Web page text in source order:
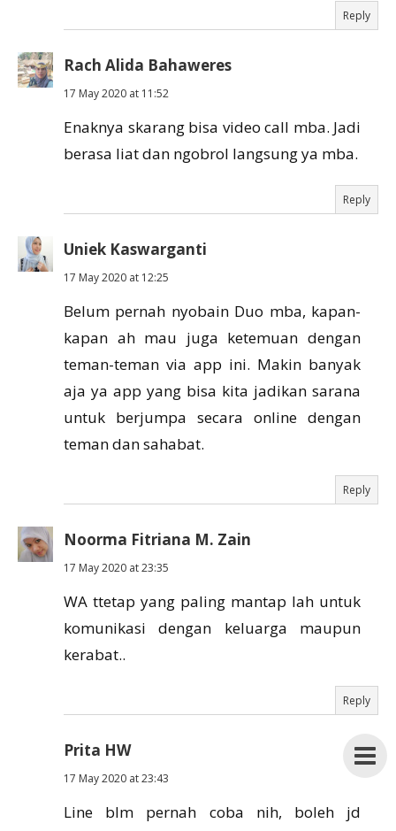
Reply
Rach Alida Bahaweres
17 May 2020 at 11:52
Enaknya skarang bisa video call mba. Jadi
berasa liat dan ngobrol langsung ya mba.
Reply
Uniek Kaswarganti
17 May 2020 at 12:25
Belum pernah nyobain Duo mba, kapan-
kapan ah mau juga ketemuan dengan
teman-teman via app ini. Makin banyak
aja ya app yang bisa kita jadikan sarana
untuk berjumpa secara online dengan
teman dan sahabat.
Reply
Noorma Fitriana M. Zain
17 May 2020 at 23:35
WA ttetap yang paling mantap lah untuk
komunikasi dengan keluarga maupun
kerabat..
Reply
Prita HW
17 May 2020 at 23:43
Line blm pernah coba nih, boleh jd